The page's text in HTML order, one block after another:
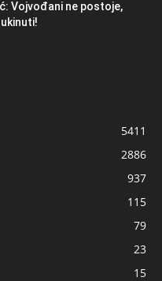
Vojvođani ne postoje,
5411
2886
937
115
79
23
15